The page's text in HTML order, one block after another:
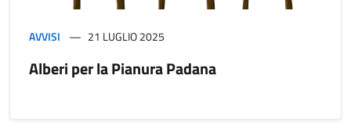
AVVISI 21 LUGLIO 2025
Alberi per la Pianura Padana